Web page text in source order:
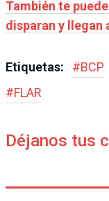
También te
disparan y llegan
Etiquetas: #BCP
#FLAR
Déjanos tus